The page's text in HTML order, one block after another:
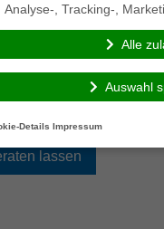
Persönliche
eine persönliche
möchte Kontakt mit
aufnehmen.
lassen
Analyse-, Tracking-,
Alle
Auswahl
Details Impressum